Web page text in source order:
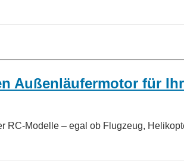
Außenläufermotor für
RC-Modelle – egal ob Flugzeug,